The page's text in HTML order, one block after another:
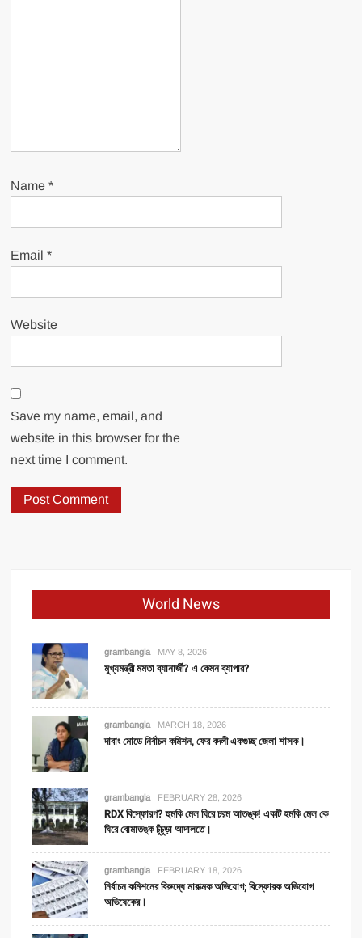
Name*
Email*
Website
Save my name, email, and
website in this browser for the
next time I comment.
World News
grambangla MAY 8, 2026
মুখ্যমন্ত্রী মমতা ব্যানার্জী? এ কেমন ব্যাপার?
grambangla MARCH 18, 2026
দাবাং মোডে নির্বাচন কমিশন, ফের বদলী একগুচ্ছ জেলা শাসক।
grambangla FEBRUARY 28, 2026
RDX বিস্ফোরণ? হুমকি মেল ঘিরে চরম আতঙ্ক! একটি হমকি মেল কে
ঘিরে বোমাতঙ্ক চুঁচুড়া আদালতে।
grambangla FEBRUARY 18, 2026
নির্বাচন কমিশনের বিরুদ্ধে মারাত্মক অভিযোগ; বিস্ফোরক অভিযোগ
অভিষেকের।